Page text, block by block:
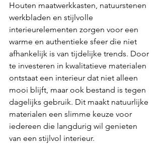
Houten maatwerkkasten, natuurstenen
werkbladen en stijlvolle
interieurelementen zorgen voor een
warme en authentieke sfeer die niet
afhankelijk is van tijdelijke trends. Door
te investeren in kwalitatieve materialen
ontstaat een interieur dat niet alleen
mooi blijft, maar ook bestand is tegen
dagelijks gebruik. Dit maakt natuurlijke
materialen een slimme keuze voor
iedereen die langdurig wil genieten
van een stijlvol interieur.